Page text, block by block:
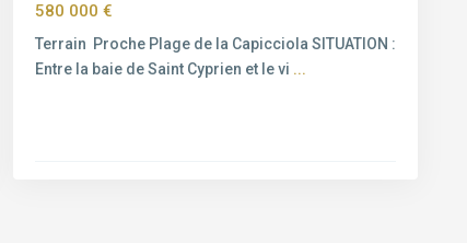
580 000 €
Terrain Proche Plage de la Capicciola SITUATION :
Entre la baie de Saint Cyprien et le vi ...